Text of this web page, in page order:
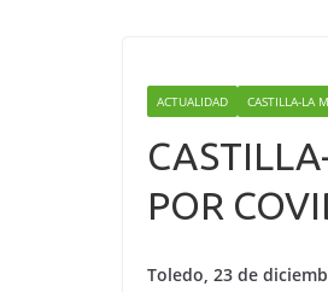
ACTUALIDAD CASTILLA-LA
POR
Toledo, 23 de